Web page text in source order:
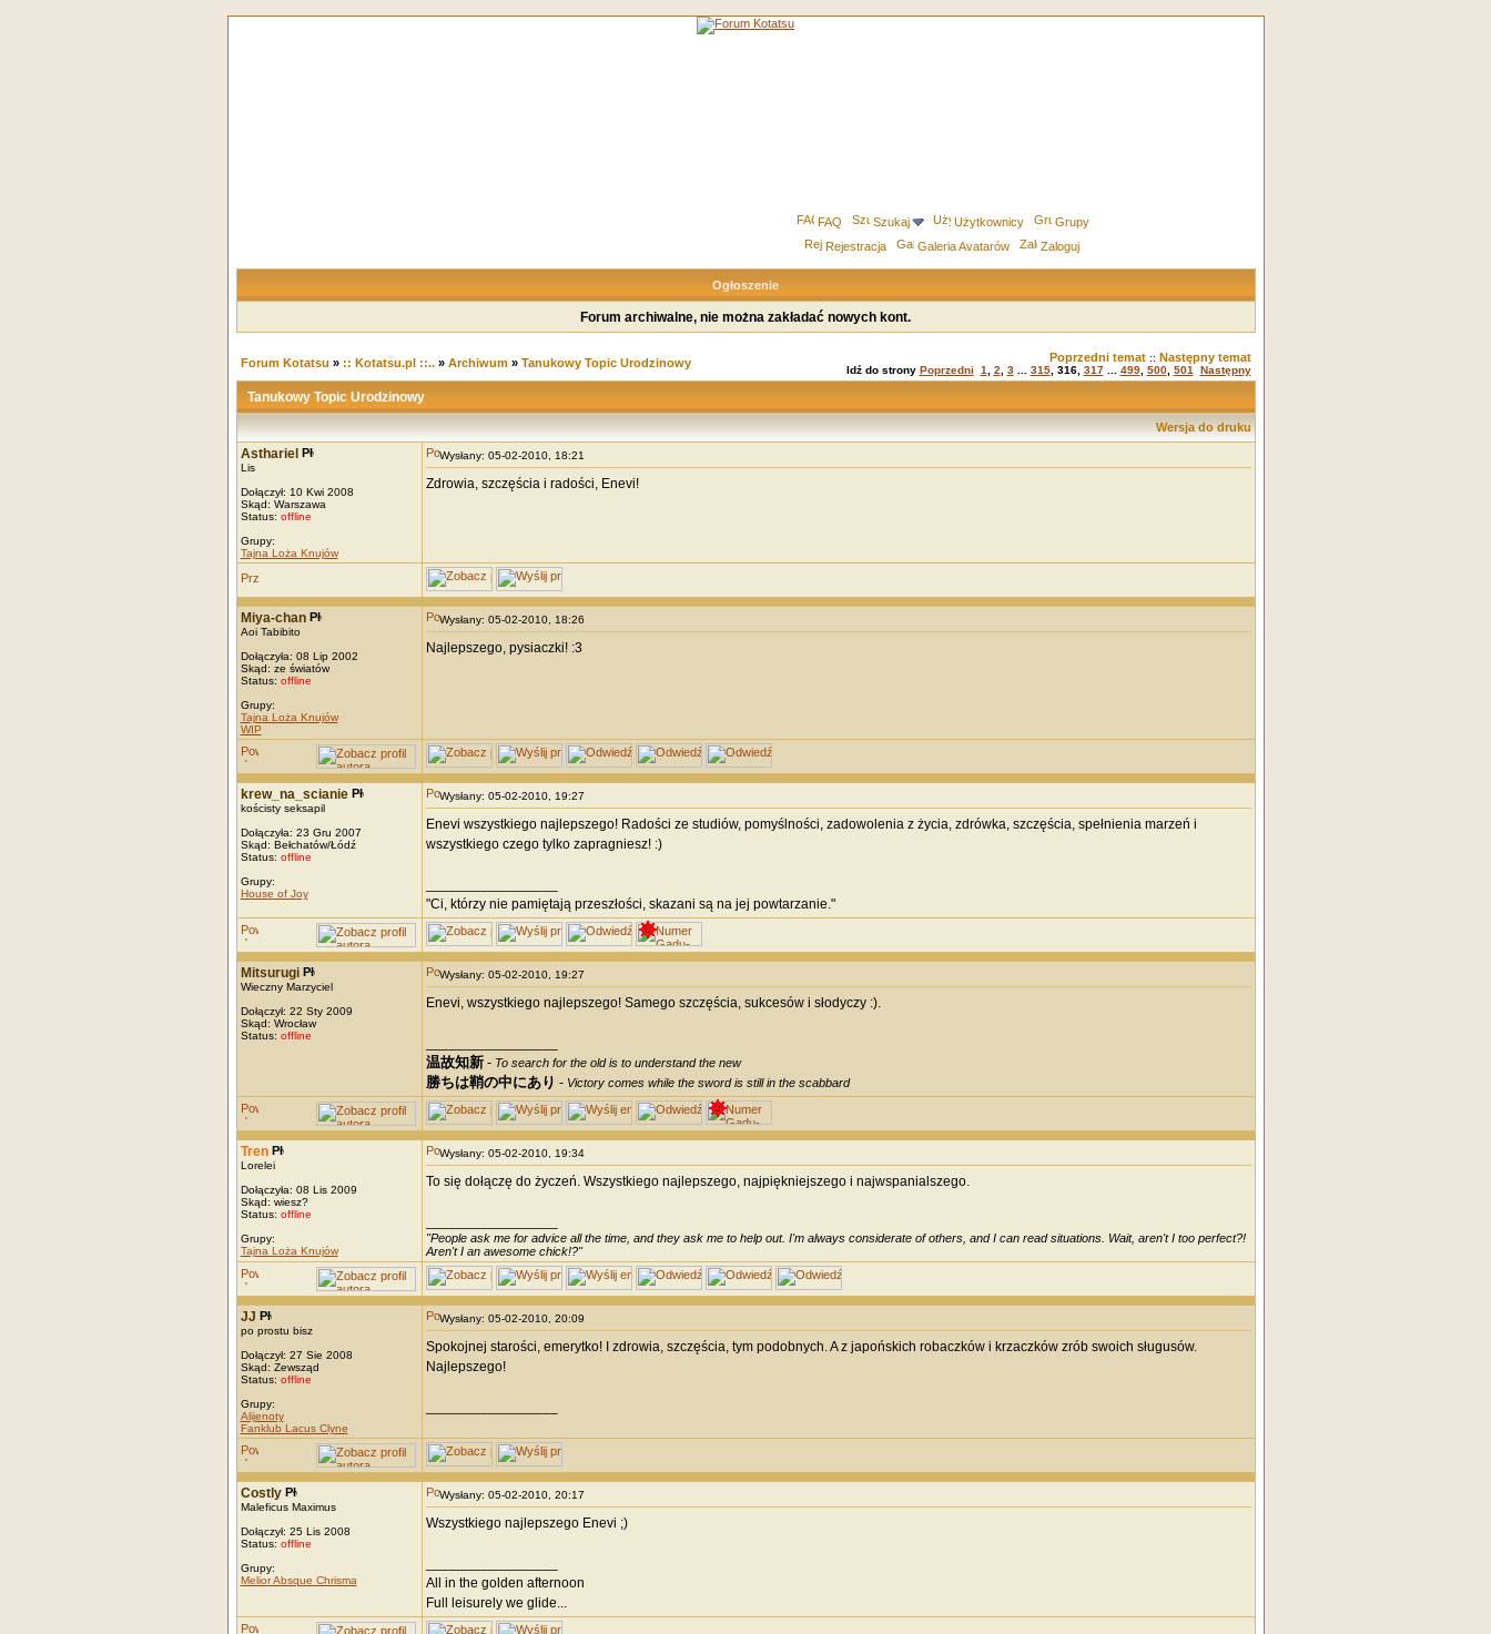
FAQ Szukaj Użytkownicy
Grupy
Rejestracja
Galeria Avatarów Zaloguj
Ogłoszenie
Forum archiwalne, nie można zakładać nowych kont.
Forum Kotatsu » :: Kotatsu.pl ::..» Archiwum» Tanukowy Topic Urodzinowy Poprzedni temat:: Następny temat
Idź do strony Poprzedni 1 2 3... 315, 316, 317... 499, 500, 501 Następny
Tanukowy Topic Urodzinowy
Wersja do druku
Asthariel
Lis
Dołączył: 10 Kwi 2008
Skąd: Warszawa
Status: offline
Grupy:
Tajna Loża Knujów
Wysłany: 05-02-2010, 18:21
Zdrowia, szczęścia i radości, Enevi!
Miya-chan
Aoi Tabibito
Dołączyła: 08 Lip 2002
Skąd: ze światów
Status: offline
Grupy:
Tajna Loża Knujów
WIP
Wysłany: 05-02-2010, 18:26
Najlepszego, pysiaczki! :3
krew_na_scianie
kościsty seksapil
Dołączyła: 23 Gru 2007
Skąd: Bełchatów/Łódź
Status: offline
Grupy:
House of Joy
Wysłany: 05-02-2010, 19:27
Enevi wszystkiego najlepszego! Radości ze studiów, pomyślności, zadowolenia z życia, zdrówka, szczęścia, spełnienia marzeń i
wszystkiego czego tylko zapragniesz! :)
"Ci, którzy nie pamiętają przeszłości, skazani są na jej powtarzanie."
Mitsurugi
Wieczny Marzyciel
Dołączył: 22 Sty 2009
Skąd: Wrocław
Status: offline
Wysłany: 05-02-2010, 19:27
Enevi, wszystkiego najlepszego! Samego szczęścia, sukcesów i słodyczy :).
温故知新- To search for the old is to understand the new
勝ちは鞘の中にあり - Victory comes while the sword is still in the scabbard
Tren
Lorelei
Dołączyła: 08 Lis 2009
Skąd: wiesz?
Status: offline
Grupy:
Tajna Loża Knujów
Wysłany: 05-02-2010, 19:34
To się dołączę do życzeń. Wszystkiego najlepszego, najpiękniejszego i najwspanialszego.
"People ask me for advice all the time, and they ask me to help out. I'm always considerate of others, and I can read situations. Wait, aren't I too perfect?!
Aren't I an awesome chick!?"
JJ
po prostu bisz
Dołączył: 27 Sie 2008
Skąd: Zewsząd
Status: offline
Grupy:
Alijenoty
Fanklub Lacus Clyne
Wysłany: 05-02-2010, 20:09
Spokojnej starości, emerytko! I zdrowia, szczęścia, tym podobnych. A z japońskich robaczków i krzaczków zrób swoich sługusów.
Najlepszego!
Costly
Maleficus Maximus
Dołączył: 25 Lis 2008
Status: offline
Grupy:
Melior Absque Chrisma
Wysłany: 05-02-2010, 20:17
Wszystkiego najlepszego Enevi ;)
All in the golden afternoon
Full leisurely we glide...